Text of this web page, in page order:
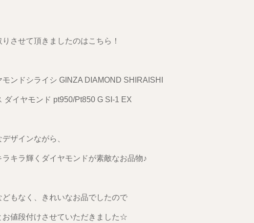
させて頂きましたのはこちら！
ンドシライシ GINZA DIAMOND SHIRAISHI
ダイヤモンド pt950/Pt850 G SI-1 EX
ザインながら、
ラキラ輝くダイヤモンドが素敵なお品物♪
どもなく、きれいなお品でしたので
お値段付けさせていただきました☆